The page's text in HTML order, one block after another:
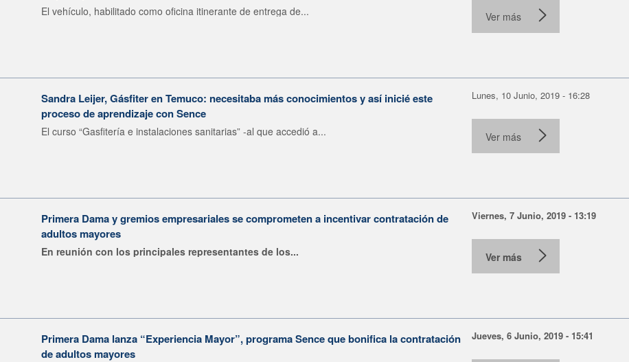
El vehículo, habilitado como oficina itinerante de entrega de... Ver más
Sandra Leijer, Gásfiter en Temuco: necesitaba más conocimientos y así inicié este
proceso de aprendizaje con Sence
El curso “Gasfitería e instalaciones sanitarias” -al que accedió a...
Lunes, 10 Junio, 2019 - 16:28
Ver más
Primera Dama y gremios empresariales se comprometen a incentivar contratación de
adultos mayores
En reunión con los principales representantes de los...
Viernes, 7 Junio, 2019 - 13:19
Ver más
Primera Dama lanza “Experiencia Mayor”, programa Sence que bonifica la contratación
de adultos mayores
Jueves, 6 Junio, 2019 - 15:41